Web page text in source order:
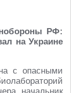
РФ:
на Украине
с опасными